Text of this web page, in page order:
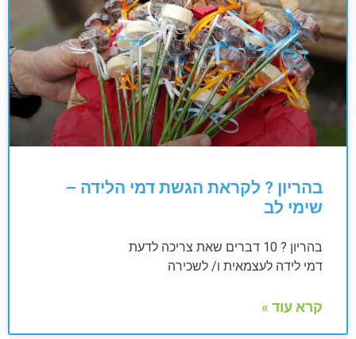
בהריון ? לקראת הגשת דמי הלידה –
שימי לב
בהריון ? 10 דברים שאת צריכה לדעת
דמי לידה לעצמאית ו/ לשכירה
קרא עוד »